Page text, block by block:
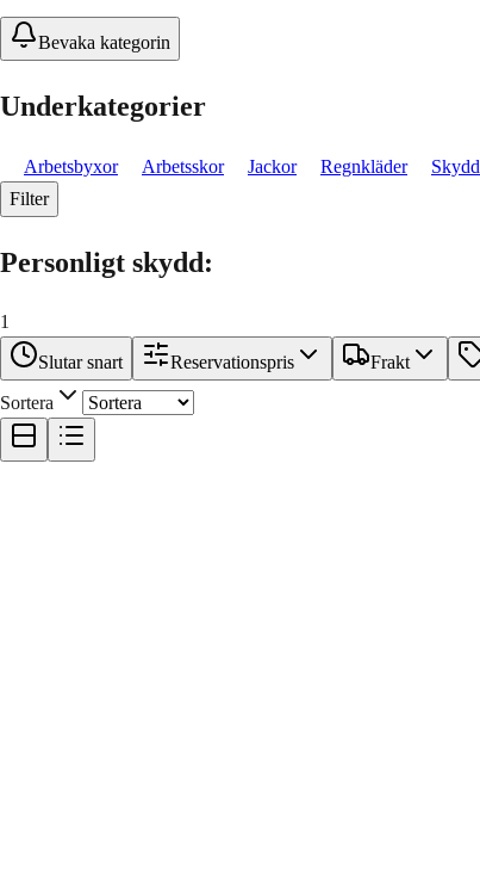
Bevaka kategorin
Underkategorier
Arbetsbyxor Arbetsskor Jackor Regnkläder
Filter
Personligt skydd:
1
Slutar snart
Reservationspris Frakt
Sortera